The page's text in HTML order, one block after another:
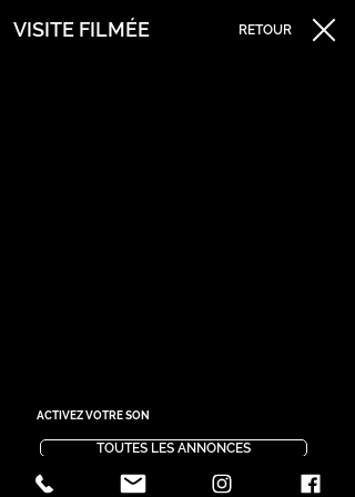
VISITE FILMÉE RETOUR
ACTIVEZ VOTRE SON
TOUTES LES ANNONCES